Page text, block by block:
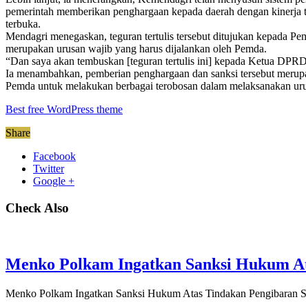
pemerintah memberikan penghargaan kepada daerah dengan
terbuka.
Mendagri menegaskan, teguran tertulis tersebut ditujukan kepada
merupakan urusan wajib yang harus dijalankan oleh Pemda.
“Dan saya akan tembuskan [teguran tertulis ini] kepada Ketua
Ia menambahkan, pemberian penghargaan dan sanksi tersebut
Pemda untuk melakukan berbagai terobosan dalam melaksanakan
Best free WordPress theme
Share
Facebook
Twitter
Google +
Check Also
Menko Polkam Ingatkan Sanksi Hukum
Menko Polkam Ingatkan Sanksi Hukum Atas Tindakan Pengibaran